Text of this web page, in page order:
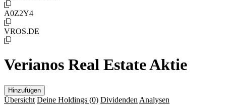
A0Z2Y4
VROS.DE
Verianos Real Estate Aktie
Hinzufügen
Übersicht Deine Holdings (0) Dividenden Analysen